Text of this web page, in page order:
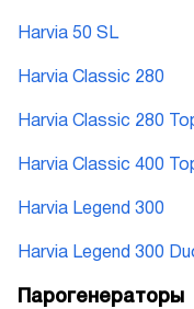
Harvia 50 SL
Harvia Classic 280
Harvia Classic 280
Harvia Classic 400
Harvia Legend 300
Harvia Legend 300
Парогенераторы